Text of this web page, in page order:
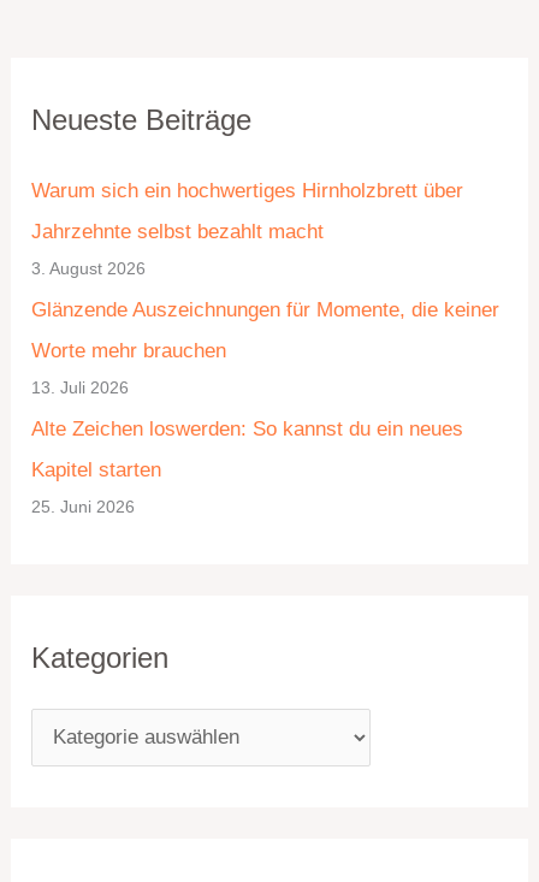
Neueste Beiträge
Warum sich ein hochwertiges Hirnholzbrett über
Jahrzehnte selbst bezahlt macht
3. August 2026
Glänzende Auszeichnungen für Momente, die keiner
Worte mehr brauchen
13. Juli 2026
Alte Zeichen loswerden: So kannst du ein neues
Kapitel starten
25. Juni 2026
Kategorien
a
e
g
o
r
i
r
h
i
v